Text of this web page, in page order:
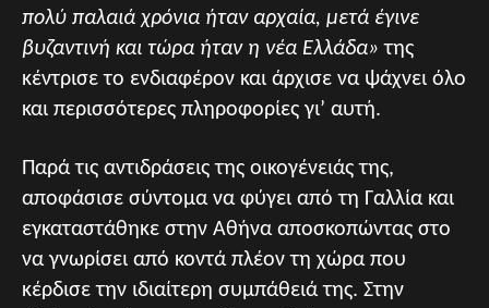
πολύ παλαιά χρόνια ήταν αρχαία, μετά έγινε
βυζαντινή και τώρα ήταν η νέα Ελλάδα» της
κέντρισε το ενδιαφέρον και άρχισε να ψάχνει όλο
και περισσότερες πληροφορίες γι’ αυτή.
Παρά τις αντιδράσεις της οικογένειάς της,
αποφάσισε σύντομα να φύγει από τη Γαλλία και
εγκαταστάθηκε στην Αθήνα αποσκοπώντας στο
να γνωρίσει από κοντά πλέον τη χώρα που
κέρδισε την ιδιαίτερη συμπάθειά της. Στην